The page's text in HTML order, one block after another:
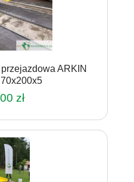
ARKIN
zł